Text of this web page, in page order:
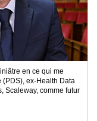
en ce qui me
ex-Health Data
Scaleway, comme futur